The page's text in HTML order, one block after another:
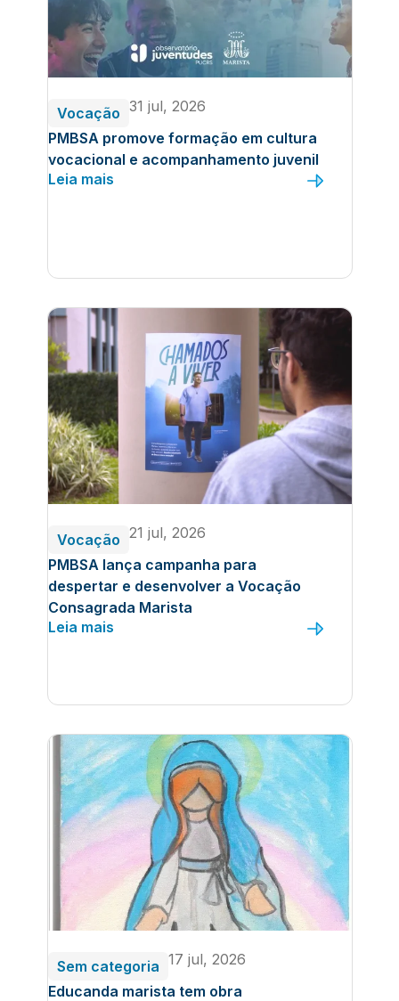
Vocação 31 jul, 2026
PMBSA promove formação em cultura
vocacional e acompanhamento juvenil
Leia mais
Vocação 21 jul, 2026
PMBSA lança campanha para
despertar e desenvolver a Vocação
Consagrada Marista
Leia mais
Sem categoria 17 jul, 2026
Educanda marista tem obra